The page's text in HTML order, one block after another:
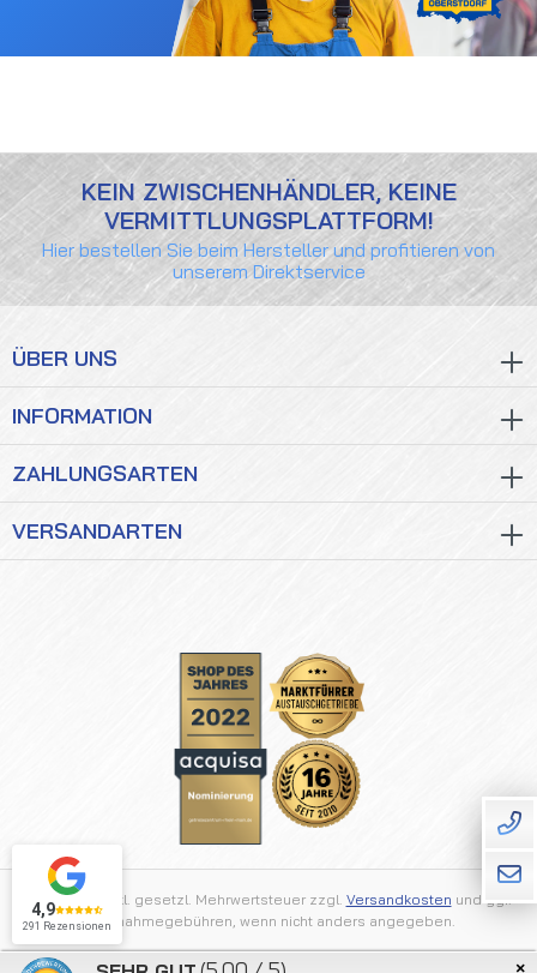
KEIN ZWISCHENHÄNDLER, KEINE
VERMITTLUNGSPLATTFORM!
Hier bestellen Sie beim Hersteller und profitieren von
unserem Direktservice
ÜBER UNS
INFORMATION
ZAHLUNGSARTEN
VERSANDARTEN
Alle Preise inkl. gesetzl. Mehrwertsteuer zzgl. Versandkosten und ggf.
Nachnahmegebühren, wenn nicht anders angegeben.
4,9
291 Rezensionen
×